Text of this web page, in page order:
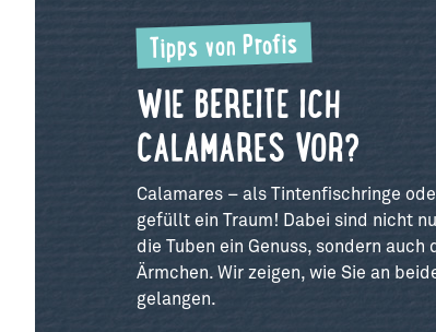
Tipps von Profis
WIE BEREITE ICH
CALAMARES VOR?
Calamares – als Tintenfischringe
gefüllt ein Traum! Dabei sind nicht
die Tuben ein Genuss, sondern auch
Ärmchen. Wir zeigen, wie Sie an
gelangen.